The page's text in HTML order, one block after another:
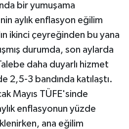
bir yumuşama
aylık enflasyon eğilim
ikinci çeyreğinden bu yana
durumda, son aylarda
daha duyarlı hizmet
2,5-3 bandında katılaştı.
Mayıs TÜFE'sinde
enflasyonun yüzde
ana eğilim